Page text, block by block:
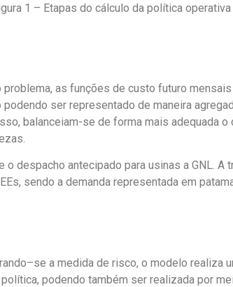
1 – Etapas do cálculo da política operativa
as funções de custo futuro
ser representado de maneira
balanceiam-se de forma mais adequada
despacho antecipado para usinas a GNL.
sendo a demanda representada em
–se a medida de risco, o modelo realiza
podendo também ser realizada por